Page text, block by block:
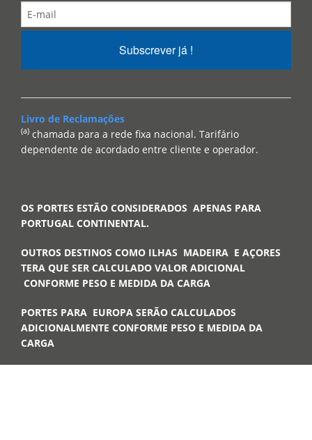
Subscrever já !
Livro de Reclamações
(a) chamada para a rede fixa nacional. Tarifário
dependente de acordado entre cliente e operador.
OS PORTES ESTÃO CONSIDERADOS APENAS PARA
PORTUGAL CONTINENTAL.
OUTROS DESTINOS COMO ILHAS MADEIRA E AÇORES
TERA QUE SER CALCULADO VALOR ADICIONAL
CONFORME PESO E MEDIDA DA CARGA
PORTES PARA EUROPA SERÃO CALCULADOS
ADICIONALMENTE CONFORME PESO E MEDIDA DA
CARGA